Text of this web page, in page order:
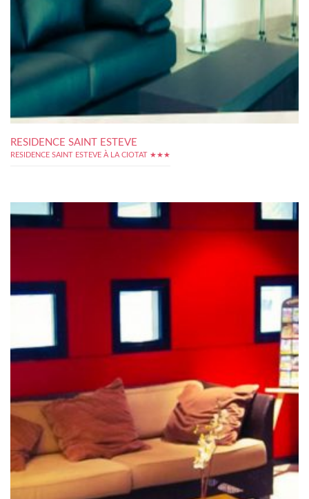
RESIDENCE SAINT ESTEVE
RESIDENCE SAINT ESTEVE À LA CIOTAT ★★★